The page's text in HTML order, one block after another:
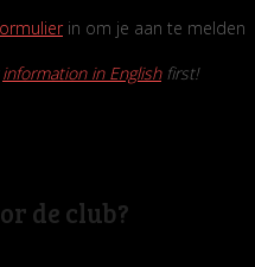
in om je aan te melden
information in Englishfirst!
de club?